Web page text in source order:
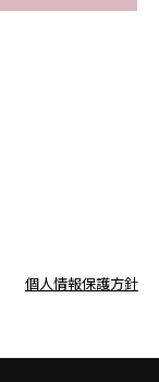
個人情報保護方針